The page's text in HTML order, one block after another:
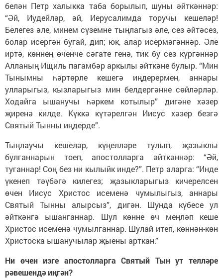
белән Петр халыкка таба борылып, шуны әйткәннәр:
“Әй, Иудейләр, әй, Иерусалимда торучы кешеләр!
Белегез әле, минем сүземне тыңлагыз әле, сез әйтәсез,
болар исергән бугай, дип; юк, алар исермәгәннәр. Әле
иртә, көннең өченче сәгате генә, тик бу сез күргәннәр
Алланың Ищиль пагамбәр аркылы әйткәне булыр. “Мин
Тынымны һәртөрле кешегә иңдерермен, аннары
улларыгыз, кызларыгыз мин белдергәнне сөйләрләр.
Ходайга ышанучы һәркем котылыр” дигәне хәзер
җиренә килде. Күккә күтәрелгән Иисус хәзер безгә
Святый Тынны иңдерде”.
Тыңлаучы кешеләр, күңелләре тулып, җазыклы
булганнарын тоеп, апостолларга әйткәннәр: “Әй,
туганнар! Соң без ни кылыйк инде?”. Петр аларга: “Инде
үкенеп тәүбәгә килегез; җазыкларыгыз кичерелсен
өчен Иисус Христос исеменә чумылыгыз, аннары
Святый Тынны алырсыз”, дигән. Шунда күбесе ул
әйткәнгә ышанганнар. Шул көнне өч меңләп кеше
Христос исеменә чумылганнар. Шулай итеп, көннән-көн
Христоска ышанучылар җыены арткан.”
Ни өчен изге апостолларга Святый Тын ут телләре
рәвешендә иңгән?